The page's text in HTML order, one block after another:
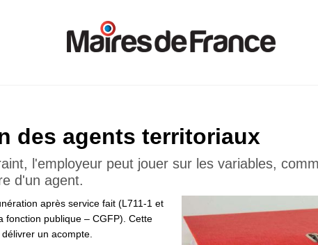
des agents territoriaux
l'employeur peut jouer sur les variables,
d'un agent.
après service fait (L711-1 et
fonction publique – CGFP). Cette
un acompte.